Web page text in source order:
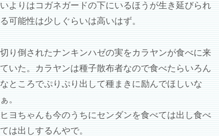
いよりはコガネガードの下にいるほうが生き延びられ
る可能性は少しぐらいは高いはず。
切り倒されたナンキンハゼの実をカラヤンが食べに来
ていた。カラヤンは種子散布者なので食べたらいろん
なところでぷりぷり出して種まきに励んでほしいな
ぁ。
ヒヨちゃんも今のうちにセンダンを食べては出し食べ
ては出しするんやで。